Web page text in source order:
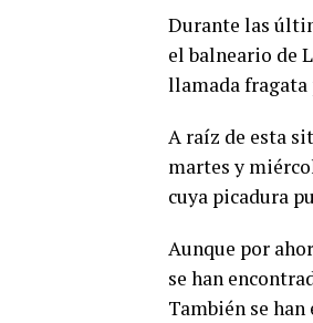
Durante las
el balneario de
llamada fragata
A raíz de esta
martes y
cuya picadura
Aunque por
se han
También se